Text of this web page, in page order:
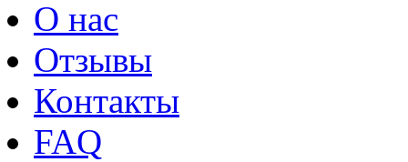
О нас
Отзывы
Контакты
FAQ